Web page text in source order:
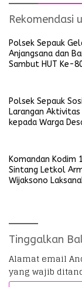
Rekomendasi
Polsek Sepauk
Anjangsana dan
Sambut HUT Ke-
Polsek Sepauk
Larangan Aktivitas
kepada Warga
Komandan Kodim
Sintang Letkol
Wijaksono
Tinggalkan
Alamat email
yang wajib